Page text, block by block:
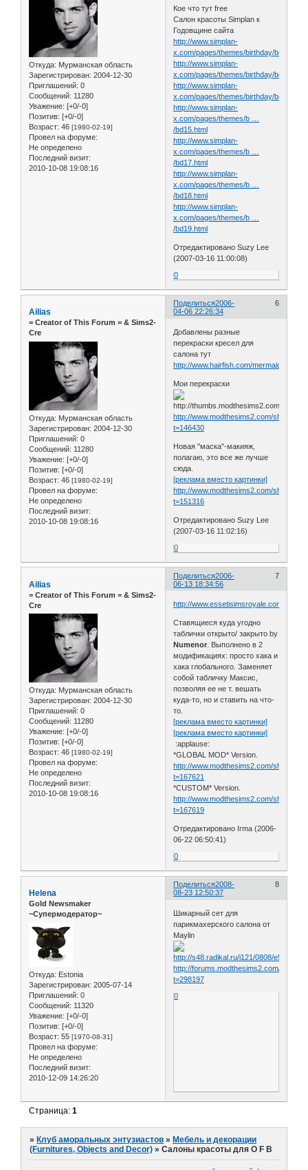
Откуда: Мурманская область
Зарегистрирован: 2004-12-30
Приглашений: 0
Сообщений: 11280
Уважение: [+0/-0]
Позитив: [+0/-0]
Возраст: 46 [1980-02-19]
Провел на форуме:
Не определено
Последний визит:
2010-10-08 19:08:16
Кое что тут free
Салон красоты Simplan к
Годовщине сайта
http://www.simplan-
x.com/pages/themes/birthday/bd2.html
http://www.simplan-
x.com/pages/themes/birthday/bd4.html
http://www.simplan-
x.com/pages/themes/birthday/bd9.html
http://www.simplan-
x.com/pages/themes/b …
/bd15.html
http://www.simplan-
x.com/pages/themes/b …
/bd17.html
http://www.simplan-
x.com/pages/themes/b …
/bd18.html
http://www.simplan-
x.com/pages/themes/b …
/bd19.html
Отредактировано Suzy Lee
(2007-03-16 11:00:08)
0
Поделиться 6
2006-
04-06 22:26:34
Ailias
= Сreator of This Forum = & Sims2-
Cre
Откуда: Мурманская область
Зарегистрирован: 2004-12-30
Приглашений: 0
Сообщений: 11280
Уважение: [+0/-0]
Позитив: [+0/-0]
Возраст: 46 [1980-02-19]
Провел на форуме:
Не определено
Последний визит:
2010-10-08 19:08:16
Добавлены разные
перекраски кресел для
салона тут
http://www.hairfish.com/mermaidcove/
Мои перекраски
http://www.modthesims2.com/
t=146430
Новая "маска"-макияж,
полагаю, это все же лучше
сюда.
[реклама вместо картинки]
http://www.modthesims2.com/
t=151316
Отредактировано Suzy Lee
(2007-03-16 11:02:16)
0
Поделиться 7
2006-
06-13 18:34:56
Ailias
= Сreator of This Forum = & Sims2-
Cre
Откуда: Мурманская область
Зарегистрирован: 2004-12-30
Приглашений: 0
Сообщений: 11280
Уважение: [+0/-0]
Позитив: [+0/-0]
Возраст: 46 [1980-02-19]
Провел на форуме:
Не определено
Последний визит:
2010-10-08 19:08:16
http://www.essetisimsroyale.com/
Ставящиеся куда угодно
таблички открыто/ закрыто by
Numenor . Выполнено в 2
модификациях: просто хака и
хака глобального. Заменяет
собой табличку Максис,
позволяя ее не т. вешать
куда-то, но и ставить на что-
то.
[реклама вместо картинки]
[реклама вместо картинки]
:applause:
*GLOBAL MOD* Version.
http://www.modthesims2.com/
t=167621
*CUSTOM* Version.
http://www.modthesims2.com/
t=167619
Отредактировано Irma (2006-
06-22 06:50:41)
0
Поделиться 8
2008-
08-23 12:50:37
Helena
Gold Newsmaker
~Супермодератор~
Откуда: Estonia
Зарегистрирован: 2005-07-14
Приглашений: 0
Сообщений: 11320
Уважение: [+0/-0]
Позитив: [+0/-0]
Возраст: 55 [1970-08-31]
Провел на форуме:
Не определено
Последний визит:
2010-12-09 14:26:20
Шикарный сет для
парикмахерского салона от
Maylin
http://forums.modthesims2.com/
t=298197
0
Страница:1
» Клуб аморальных энтузиастов » Мебель и декорации
(Furnitures, Objects and Decor) »Салоны красоты для O F B